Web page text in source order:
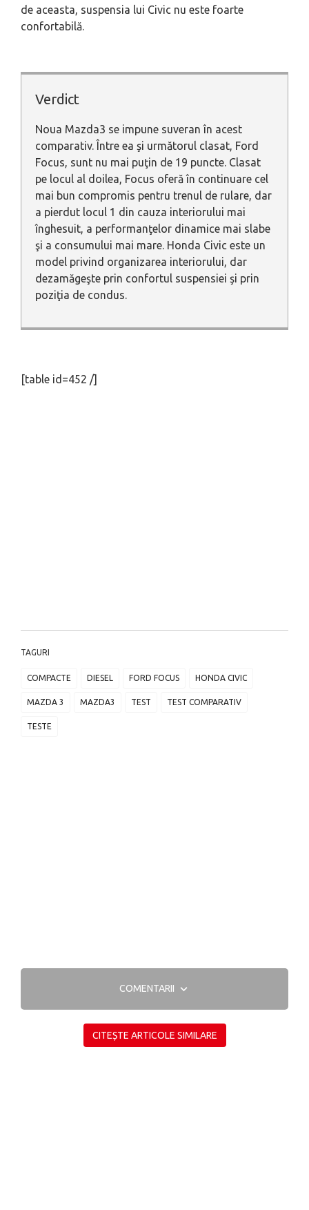
de aceasta, suspensia lui Civic nu este foarte
confortabilă.
Verdict
Noua Mazda3 se impune suveran în acest
comparativ. Între ea şi următorul clasat, Ford
Focus, sunt nu mai puţin de 19 puncte. Clasat
pe locul al doilea, Focus oferă în continuare cel
mai bun compromis pentru trenul de rulare, dar
a pierdut locul 1 din cauza interiorului mai
înghesuit, a performanţelor dinamice mai slabe
şi a consumului mai mare. Honda Civic este un
model privind organizarea interiorului, dar
dezamăgeşte prin confortul suspensiei şi prin
poziţia de condus.
[table id=452 /]
TAGURI
COMPACTE DIESEL FORD FOCUS HONDA CIVIC
MAZDA 3 MAZDA3 TEST TEST COMPARATIV
TESTE
COMENTARII
CITEȘTE ARTICOLE SIMILARE